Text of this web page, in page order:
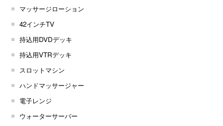
マッサージローション
42インチTV
持込用DVDデッキ
持込用VTRデッキ
スロットマシン
ハンドマッサージャー
電子レンジ
ウォーターサーバー